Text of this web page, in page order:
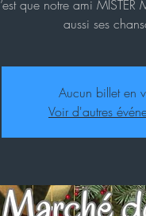
que notre ami MISTER
aussi ses
Aucun billet en
Voir d'autres